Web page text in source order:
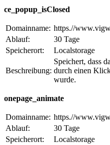
ce_popup_isClosed
Domainname: https.//
Ablauf:
30 Tage
Speicherort:
Localstorage
Beschreibung:
Speichert, dass
durch einen
wurde.
onepage_animate
Domainname: https.//
Ablauf:
30 Tage
Speicherort:
Localstorage